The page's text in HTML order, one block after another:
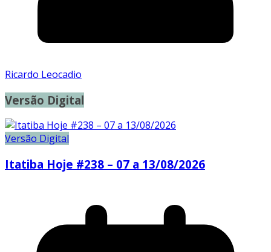
Ricardo Leocadio
Versão Digital
Versão Digital
Itatiba Hoje #238 – 07 a 13/08/2026